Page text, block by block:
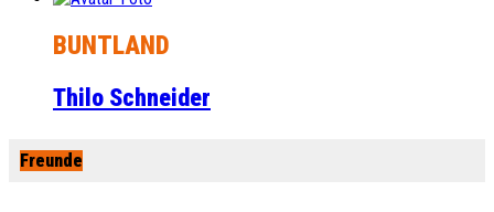
BUNTLAND
Thilo Schneider
Freunde